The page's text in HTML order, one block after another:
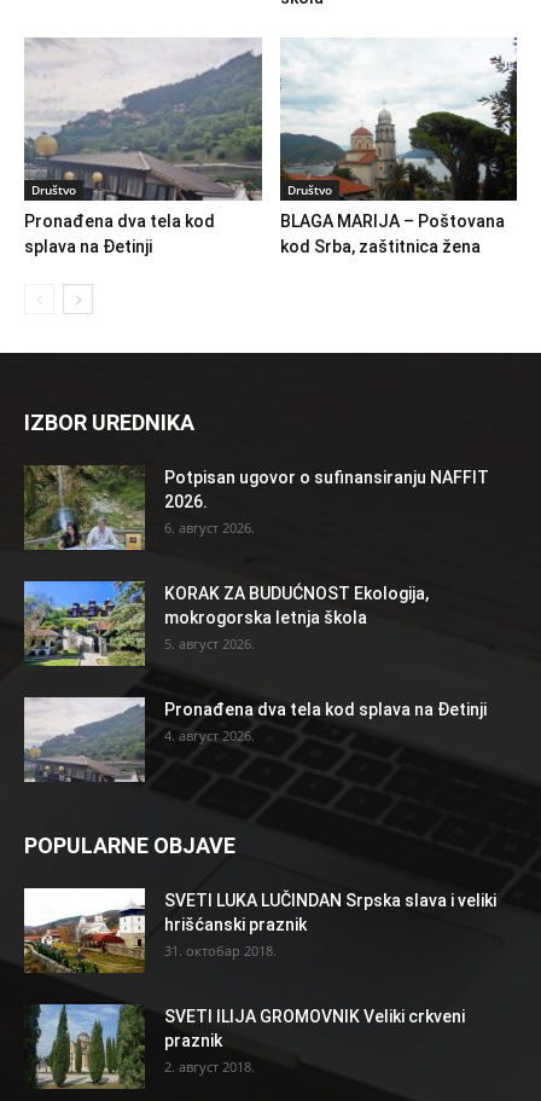
Društvo
Pronađena dva tela kod
splava na Đetinji
Društvo
BLAGA MARIJA – Poštovana
kod Srba, zaštitnica žena
IZBOR UREDNIKA
Potpisan ugovor o sufinansiranju NAFFIT
2026.
6. август 2026.
KORAK ZA BUDUĆNOST Ekologija,
mokrogorska letnja škola
5. август 2026.
Pronađena dva tela kod splava na Đetinji
4. август 2026.
POPULARNE OBJAVE
SVETI LUKA LUČINDAN Srpska slava i veliki
hrišćanski praznik
31. октобар 2018.
SVETI ILIJA GROMOVNIK Veliki crkveni
praznik
2. август 2018.